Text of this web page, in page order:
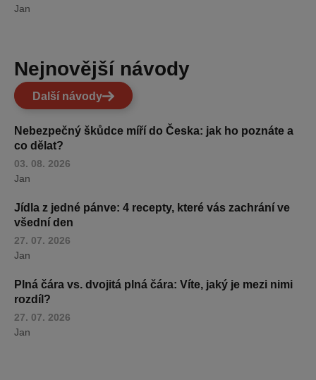
Jan
Nejnovější návody
Další návody
Nebezpečný škůdce míří do Česka: jak ho poznáte a
co dělat?
03. 08. 2026
Jan
Jídla z jedné pánve: 4 recepty, které vás zachrání ve
všední den
27. 07. 2026
Jan
Plná čára vs. dvojitá plná čára: Víte, jaký je mezi nimi
rozdíl?
27. 07. 2026
Jan